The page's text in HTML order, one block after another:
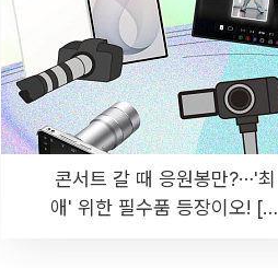
콘서트 갈 때 응원봉만?⋯'최
애' 위한 필수품 등장이오! [솔